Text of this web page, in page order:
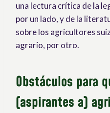
una lectura crítica de la
por un lado, y de la
sobre los agricultores
agrario, por otro.
Obstáculos para
(aspirantes a)